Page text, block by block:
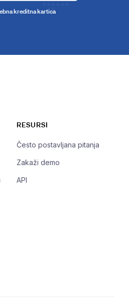
kreditna kartica
RESURSI
Često postavljana pitanja
Zakaži demo
API